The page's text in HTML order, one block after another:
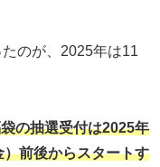
のが、2025年は11
の抽選受付は2025年
前後からスタートす